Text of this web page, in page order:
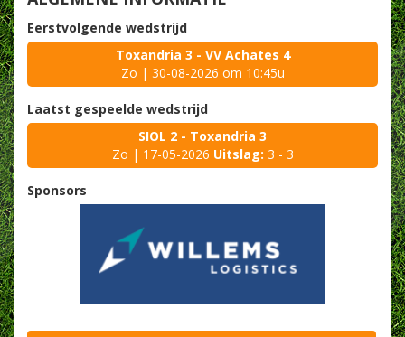
Eerstvolgende wedstrijd
Toxandria 3 - VV Achates 4
Zo | 30-08-2026 om 10:45u
Laatst gespeelde wedstrijd
SIOL 2 - Toxandria 3
Zo | 17-05-2026 Uitslag: 3 - 3
Sponsors